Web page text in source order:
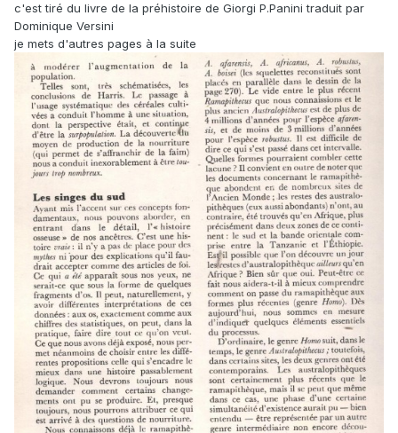
c'est tiré du livre de la préhistoire de Giorgi P.Panini traduit par
Dominique Versini
je mets d'autres pages à la suite